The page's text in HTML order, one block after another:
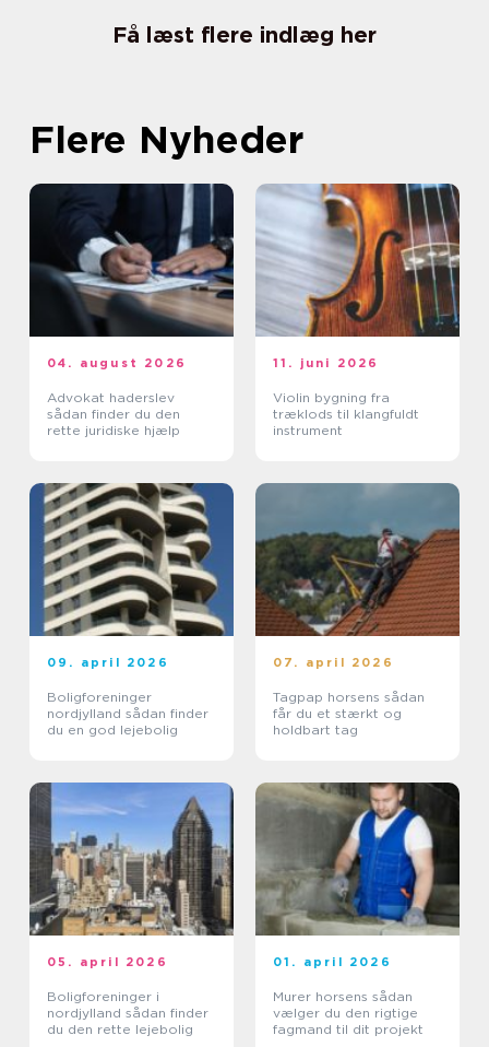
Få læst flere indlæg her
Flere Nyheder
04. august 2026
Advokat haderslev
sådan finder du den
rette juridiske hjælp
11. juni 2026
Violin bygning fra
træklods til klangfuldt
instrument
09. april 2026
Boligforeninger
nordjylland sådan finder
du en god lejebolig
07. april 2026
Tagpap horsens sådan
får du et stærkt og
holdbart tag
05. april 2026
Boligforeninger i
nordjylland sådan finder
du den rette lejebolig
01. april 2026
Murer horsens sådan
vælger du den rigtige
fagmand til dit projekt